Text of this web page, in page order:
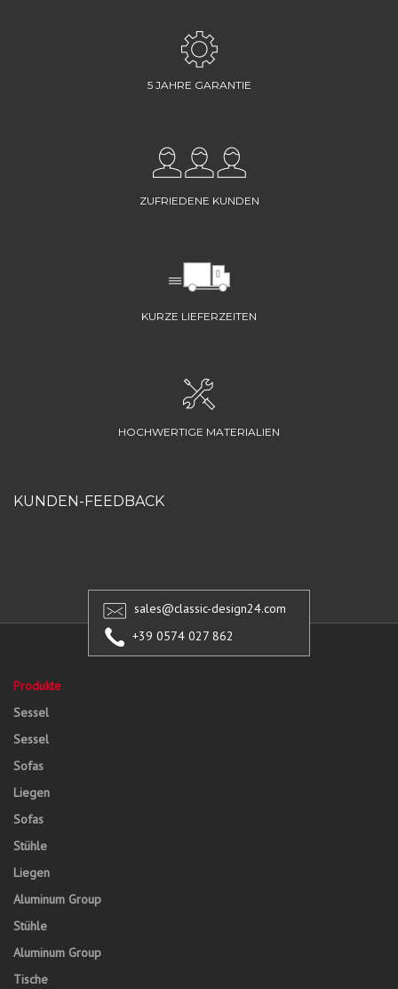
5 JAHRE GARANTIE
ZUFRIEDENE KUNDEN
KURZE LIEFERZEITEN
HOCHWERTIGE MATERIALIEN
KUNDEN-FEEDBACK
sales@classic-design24.com
+39 0574 027 862
Produkte
Sessel
Sessel
Sofas
Liegen
Sofas
Stühle
Liegen
Aluminum Group
Stühle
Aluminum Group
Tische